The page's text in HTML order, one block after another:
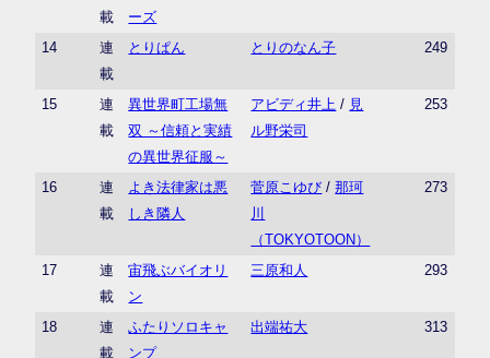
載
ーズ
14
連
載
とりぱん とりのなん子 249
15
連
載
異世界町工場無
双 ～信頼と実績
の異世界征服～
アビディ井上 / 見
ル野栄司
253
16
連
載
よき法律家は悪
しき隣人
菅原こゆび /那珂
川
（TOKYOTOON）
273
17
連
載
宙飛ぶバイオリ
ン
三原和人 293
18
連
載
ふたりソロキャ
ンプ
出端祐大 313